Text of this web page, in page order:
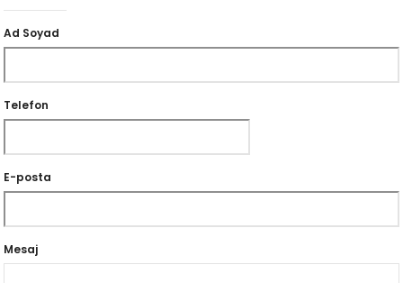
Ad Soyad
Telefon
E-posta
Mesaj